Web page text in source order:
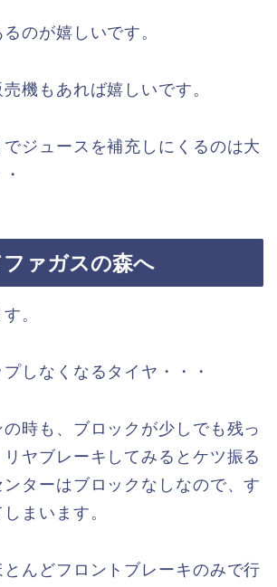
のが嬉しいです。
機もあれば嬉しいです。
でジュースを補充しにくるのは大
ァガスの森へ
。
しなくなるタイヤ・・・
時も、ブロックが少しでも残っ
ヤブレーキしてみるとケツ振る
ンターはブロックなしなので、す
まいます。
んどフロントブレーキのみで行